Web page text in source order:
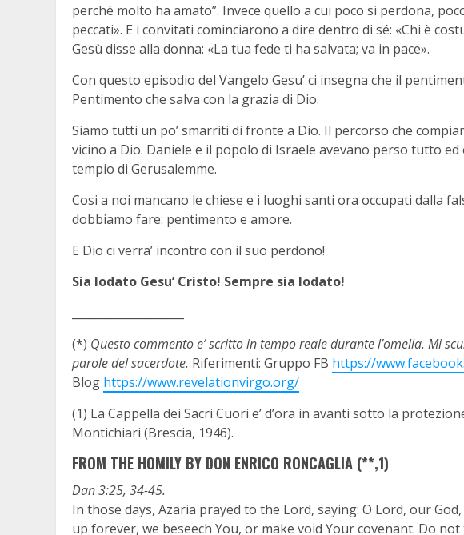
perché molto ha amato”. Invece quello a cui poco si perdona,
peccati». E i convitati cominciarono a dire dentro di sé: «Chi è
Gesù disse alla donna: «La tua fede ti ha salvata; va in pace».
Con questo episodio del Vangelo Gesu’ ci insegna che il
Pentimento che salva con la grazia di Dio.
Siamo tutti un po’ smarriti di fronte a Dio. Il percorso che
vicino a Dio. Daniele e il popolo di Israele avevano perso tutto ed
tempio di Gerusalemme.
Cosi a noi mancano le chiese e i luoghi santi ora occupati dalla
dobbiamo fare: pentimento e amore.
E Dio ci verra’ incontro con il suo perdono!
Sia lodato Gesu’ Cristo! Sempre sia lodato!
(*) Questo commento e’ scritto in tempo reale durante l’omelia. Mi
parole del sacerdote. Riferimenti: Gruppo FB https://
Blog https://www.revelationvirgo.org/
(1) La Cappella dei Sacri Cuori e’ d’ora in avanti sotto la
Montichiari (Brescia, 1946).
FROM THE HOMILY BY DON ENRICO RONCAGLIA (**,1)
Dan 3:25, 34-45.
In those days, Azaria prayed to the Lord, saying: O Lord, our
up forever, we beseech You, or make void Your covenant. Do